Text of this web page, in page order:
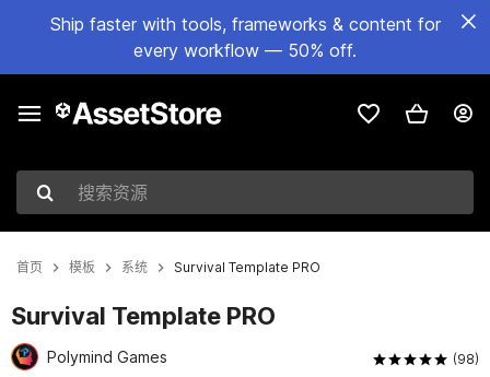
Ship faster with tools, frameworks & content for
every workflow — 50% off.
搜索资源
首页 模板 系统 Survival Template PRO
Survival Template PRO
Polymind Games (98)